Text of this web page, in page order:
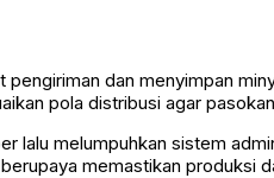
dan menyimpan
pola distribusi agar
lalu melumpuhkan sistem
memastikan produksi